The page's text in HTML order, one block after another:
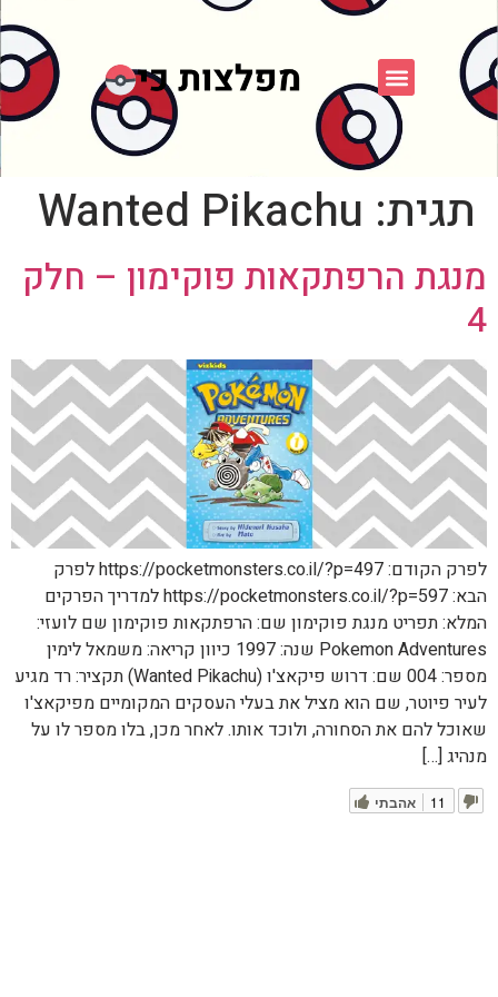
תגית: Wanted Pikachu
מנגת הרפתקאות פוקימון – חלק
4
לפרק הקודם: https://pocketmonsters.co.il/?p=497 לפרק
הבא: https://pocketmonsters.co.il/?p=597 למדריך הפרקים
המלא: תפריט מנגת פוקימון שם: הרפתקאות פוקימון שם לועזי:
Pokemon Adventures שנה: 1997 כיוון קריאה: משמאל לימין
מספר: 004 שם: דרוש פיקאצ'ו (Wanted Pikachu) תקציר: רד מגיע
לעיר פיוטר, שם הוא מציל את בעלי העסקים המקומיים מפיקאצ'ו
שאוכל להם את הסחורה, ולוכד אותו. לאחר מכן, בלו מספר לו על
מנהיג […]
אהבתי 11